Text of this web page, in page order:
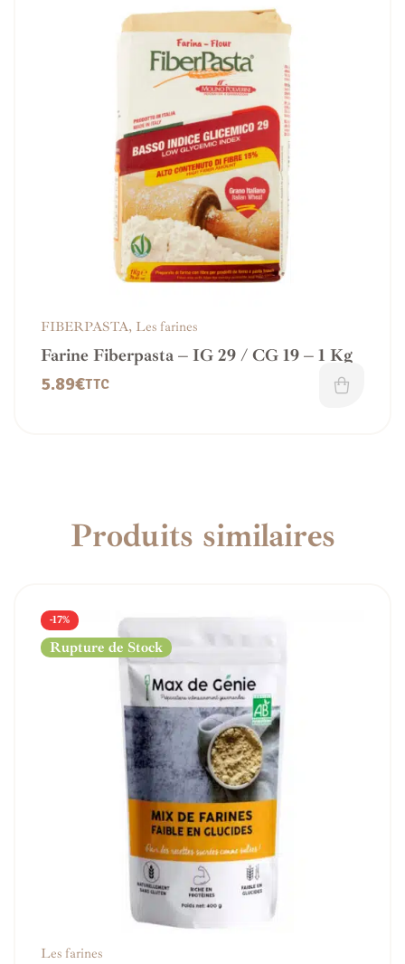
FIBERPASTA, Les farines
Farine Fiberpasta – IG 29 / CG 19 – 1 Kg
5.89€TTC
Produits similaires
-17%
Rupture de Stock
Les farines